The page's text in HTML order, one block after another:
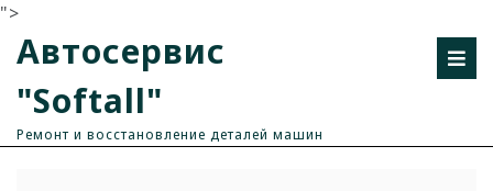
">
Автосервис
"Softall"
Ремонт и восстановление деталей машин